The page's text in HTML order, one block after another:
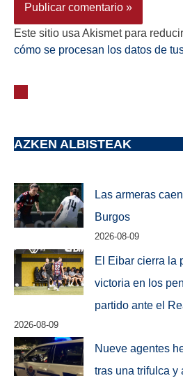
Este sitio usa Akismet para
cómo se procesan los datos de
AZKEN ALBISTEAK
Las armeras
Burgos
2026-08-09
El Eibar cierra la
victoria en los
partido ante el
2026-08-09
Nueve agentes
tras una trifulca y